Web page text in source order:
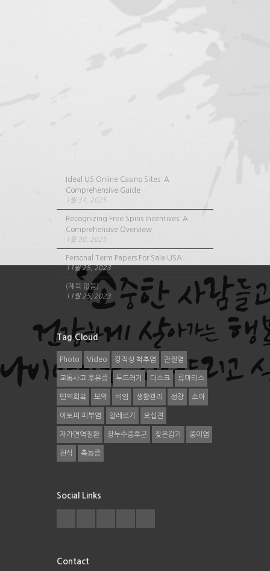
Clinic Photo
Photo
Why Choose Us
전문성 정직한 치료 안심 한약제
NABYI CLINIC
나비아이한의원은 교과서의 이론만을 추구하
임상경험에 의해 얻어진 수많은 진료와 치료
사례로 얻은 데이터를 직접 분석하고 연구하
여 진료합니다. 체계적인 치료 시스템으로 잘
나비아이 한의원의 원장님으로, 또 세 아이
Ideal US Online Casino Sites: A
Comprehensive Guide
1월 31, 2025
Recognizing Free Spins Incentives: A
Comprehensive Overview
1월 30, 2025
Personal Term Papers For Sale USA
11월 25, 2023
(제목 없음)
11월 25, 2023
Tag Cloud
Photo Video 강직성 척추염 관절염
교통사고 후유증 두드러기 디스크 류마티스
면역회복 보약 비염 생활관리 성장 소아
아토피 피부염 알레르기 오십견
자가면역질환 장누수증후군 잦은감기 중이염
천식 축농증
Social Links
Contact